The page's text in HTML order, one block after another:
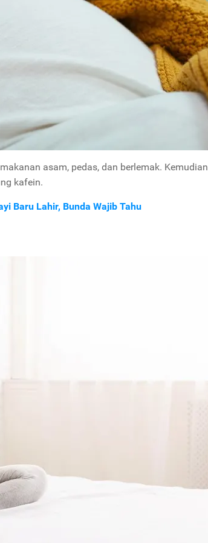
asam, pedas, dan berlemak. Kemudian
kafein.
Baru Lahir, Bunda Wajib Tahu